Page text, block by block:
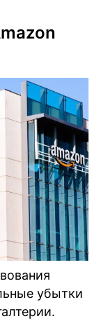
убытки